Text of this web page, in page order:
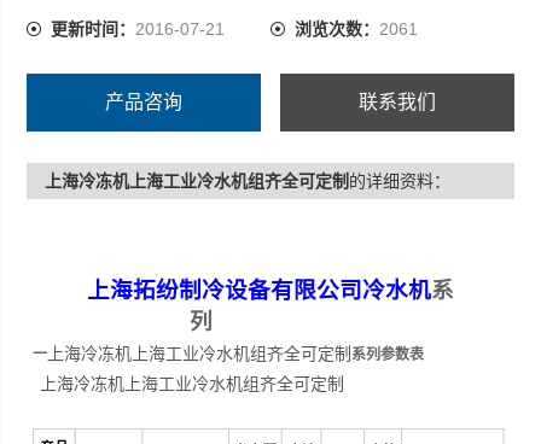
更新时间： 2016-07-21 浏览次数： 2061
产品咨询 联系我们
上海冷冻机上海工业冷水机组齐全可定制 的详细资料：
上海拓纷制冷设备有限公司冷水机系
列
一 上海冷冻机上海工业冷水机组齐全可定制 系列参数表
上海冷冻机上海工业冷水机组齐全可定制